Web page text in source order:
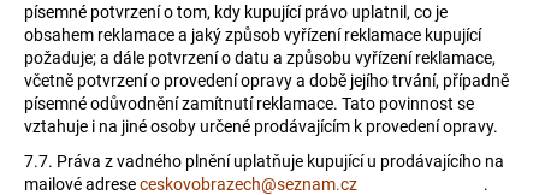
písemné potvrzení o tom, kdy kupující právo uplatnil, co je
obsahem reklamace a jaký způsob vyřízení reklamace kupující
požaduje; a dále potvrzení o datu a způsobu vyřízení reklamace,
včetně potvrzení o provedení opravy a době jejího trvání, případně
písemné odůvodnění zamítnutí reklamace. Tato povinnost se
vztahuje i na jiné osoby určené prodávajícím k provedení opravy.
7.7. Práva z vadného plnění uplatňuje kupující u prodávajícího na
mailové adreseceskovobrazech@seznam.cz .